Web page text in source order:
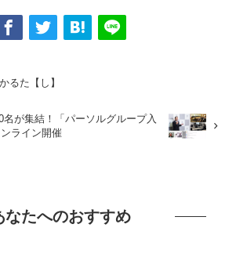
るた【し】
名が集結！「パーソルグループ入
ライン開催
なたへのおすすめ